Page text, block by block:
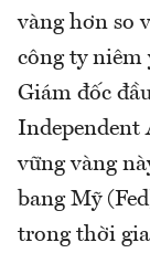
vàng hơn so
công ty niêm
Giám đốc
Independent
vững vàng
bang Mỹ
trong thời